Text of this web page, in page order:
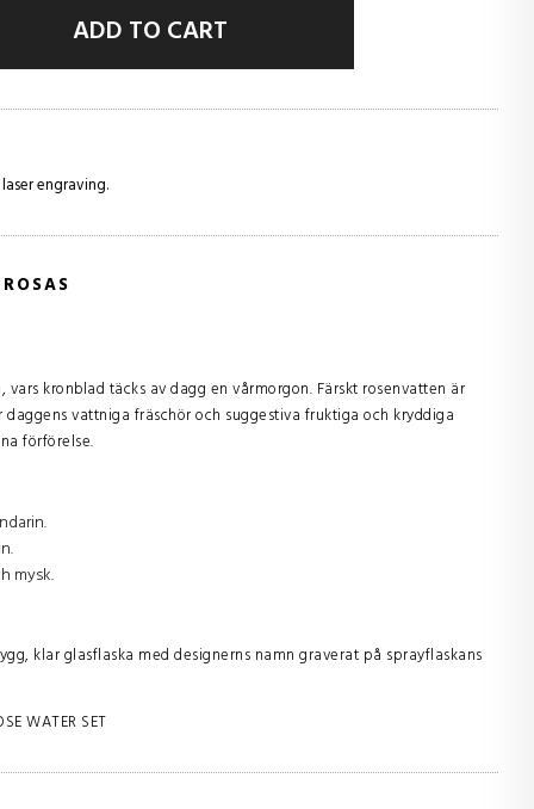
ADD TO CART
engraving.
kronblad täcks av dagg en vårmorgon. Färskt rosenvatten är
vattniga fräschör och suggestiva fruktiga och kryddiga
förförelse.
mysk.
klar glasflaska med designerns namn graverat på sprayflaskans
WATER SET